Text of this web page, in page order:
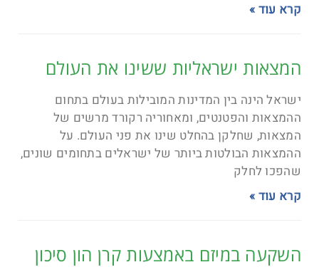
קרא עוד »
המצאות ישראליות ששינו את העולם
ישראל הינה בין המדינות המובילות בעולם בתחום
ההמצאות והפטנטים, ומאחוריה רקורד מרשים של
המצאות, שחלקן בהחלט שינו את פני העולם. על
ההמצאות הבולטות ביותר של ישראלים בתחומים שונים,
שהפכו לחלק
קרא עוד »
השקעה במיזם באמצעות קרן הון סיכון